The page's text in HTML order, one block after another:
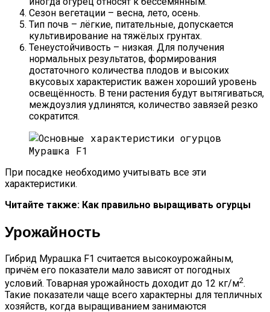
Сезон вегетации – весна, лето, осень.
Тип почв – лёгкие, питательные, допускается
культивирование на тяжёлых грунтах.
Тенеустойчивость – низкая. Для получения
нормальных результатов, формирования
достаточного количества плодов и высоких
вкусовых характеристик важен хороший уровень
освещённость. В тени растения будут вытягиваться,
междоузлия удлинятся, количество завязей резко
сократится.
При посадке необходимо учитывать все эти
характеристики.
Читайте также: Как правильно выращивать огурцы
Урожайность
Гибрид Мурашка F1 считается высокоурожайным,
причём его показатели мало зависят от погодных
условий. Товарная урожайность доходит до 12 кг/м2.
Такие показатели чаще всего характерны для тепличных
хозяйств, когда выращиванием занимаются